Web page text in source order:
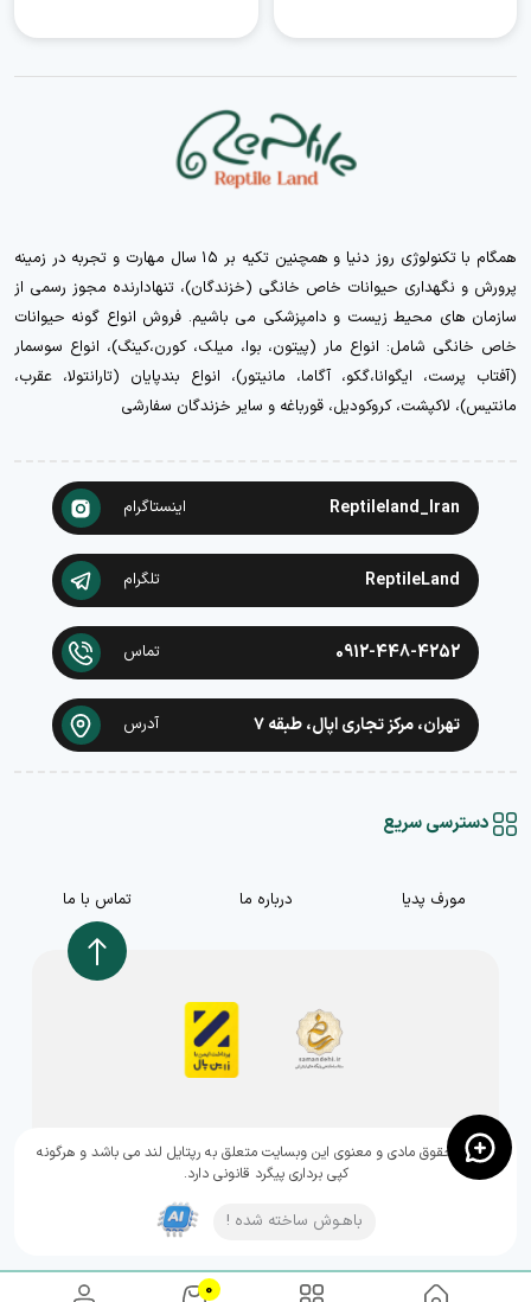
0
همگام با تکنولوژی روز دنیا و همچنین تکیه بر ۱۵ سال مهارت و تجربه در زمینه
پرورش و نگهداری حیوانات خاص خانگی (خزندگان)، تنهادارنده مجوز رسمی از
سازمان های محیط زیست و دامپزشکی می باشیم. فروش انواع گونه حیوانات
خاص خانگی شامل: انواع مار (پیتون، بوا، میلک، کورن،کینگ)، انواع سوسمار
(آفتاب پرست، ایگوانا،گکو، آگاما، مانیتور)، انواع بندپایان (تارانتولا، عقرب،
مانتیس)، لاکپشت، کروکودیل، قورباغه و سایر خزندگان سفارشی
Reptileland_Iran اینستاگرام
ReptileLand تلگرام
0912-448-4252 تماس
تهران، مرکز تجاری اپال، طبقه ۷ آدرس
دسترسی سریع
مورف پدیا درباره ما تماس با ما
,تمامی حقوق مادی و معنوی این وبسایت متعلق به رپتایل لند می باشد و هرگونه
کپی برداری پیگرد قانونی دارد.
باهـوش ساخته شده !